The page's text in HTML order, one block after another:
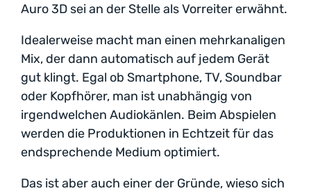
Auro 3D sei an der Stelle als Vorreiter erwähnt.
Idealerweise macht man einen mehrkanaligen
Mix, der dann automatisch auf jedem Gerät
gut klingt. Egal ob Smartphone, TV, Soundbar
oder Kopfhörer, man ist unabhängig von
irgendwelchen Audiokänlen. Beim Abspielen
werden die Produktionen in Echtzeit für das
endsprechende Medium optimiert.
Das ist aber auch einer der Gründe, wieso sich